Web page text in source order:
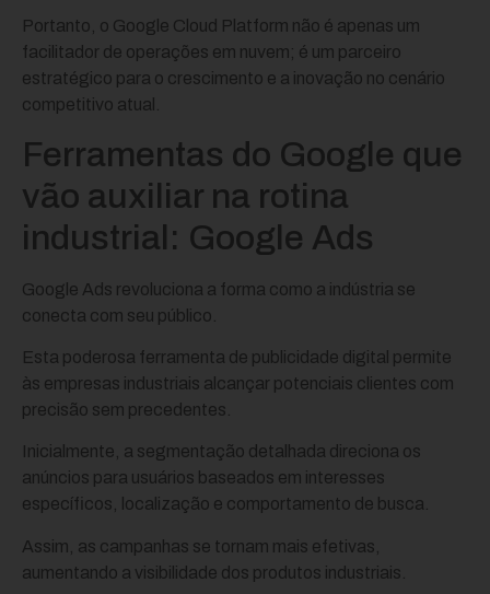
Portanto, o Google Cloud Platform não é apenas um
facilitador de operações em nuvem; é um parceiro
estratégico para o crescimento e a inovação no cenário
competitivo atual.
Ferramentas do Google que
vão auxiliar na rotina
industrial: Google Ads
Google Ads revoluciona a forma como a indústria se
conecta com seu público.
Esta poderosa ferramenta de publicidade digital permite
às empresas industriais alcançar potenciais clientes com
precisão sem precedentes.
Inicialmente, a segmentação detalhada direciona os
anúncios para usuários baseados em interesses
específicos, localização e comportamento de busca.
Assim, as campanhas se tornam mais efetivas,
aumentando a visibilidade dos produtos industriais.